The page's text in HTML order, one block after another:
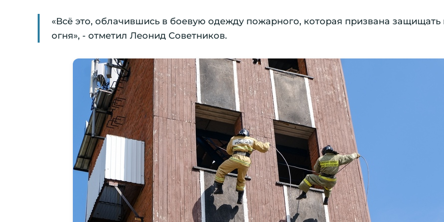
«Всё это, облачившись в боевую одежду пожарного, которая призвана защищать
огня», - отметил Леонид Советников.